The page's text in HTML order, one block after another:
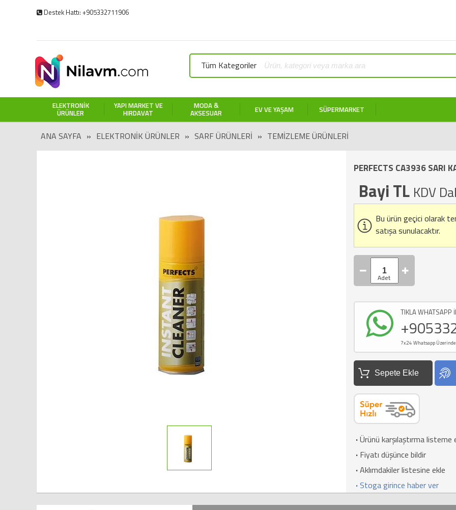
Destek Hattı: +905332711906
Tüm Kategoriler
ELEKTRONIK
ÜRÜNLER
YAPI MARKET VE
HIRDAVAT
MODA &
AKSESUAR EV VE YAŞAM SÜPERMARKET
ANA SAYFA » ELEKTRONIK ÜRÜNLER » SARF ÜRÜNLERI » TEMIZLEME ÜRÜNLERI
PERFECTS CA3936 SARI
Bayi TL KDV
Bu ürün geçici olarak
satışa sunulacaktır.
TIKLA WHATSAPP
7x24 Whatsapp
Sepete Ekle
·Ürünü karşılaştırma listeme
· Fiyatı düşünce bildir
·Aklımdakiler listesine ekle
· Stoga girince haber ver